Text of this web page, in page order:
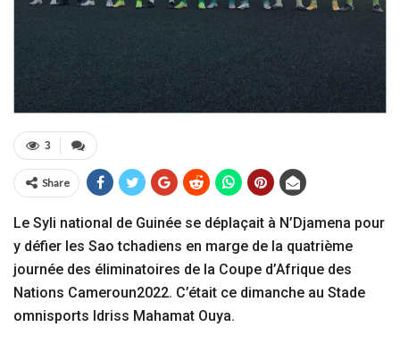
3
Share
Le Syli national de Guinée se déplaçait à N’Djamena pour
y défier les Sao tchadiens en marge de la quatrième
journée des éliminatoires de la Coupe d’Afrique des
Nations Cameroun2022. C’était ce dimanche au Stade
omnisports Idriss Mahamat Ouya.